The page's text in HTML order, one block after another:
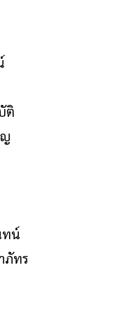
ติ
ทน์
ภัทร